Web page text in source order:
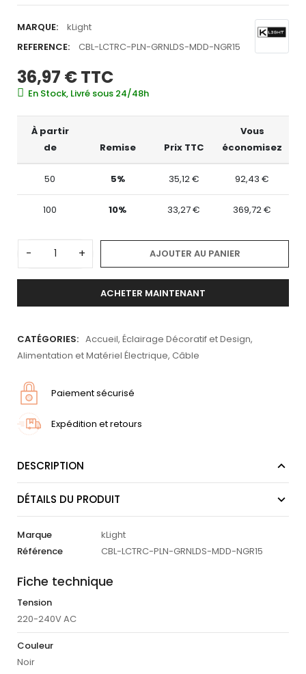
MARQUE:
kLight
REFERENCE:
CBL-LCTRC-PLN-GRNLDS-MDD-NGR15
36,97 €TTC
En Stock, Livré sous 24/48h
À partir
de
Remise Prix TTC
Vous
économisez
50 5% 35,12 € 92,43 €
100 10% 33,27 € 369,72 €
- + AJOUTER AU PANIER
ACHETER MAINTENANT
CATÉGORIES: Accueil, Éclairage Décoratif et Design,
Alimentation et Matériel Électrique, Câble
Paiement sécurisé
Expédition et retours
DESCRIPTION
DÉTAILS DU PRODUIT
Marque
kLight
Référence
CBL-LCTRC-PLN-GRNLDS-MDD-NGR15
Fiche technique
Tension
220-240V AC
Couleur
Noir